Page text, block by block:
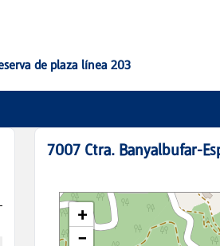
de plaza línea 203
7007 Ctra. Banyalbufar-